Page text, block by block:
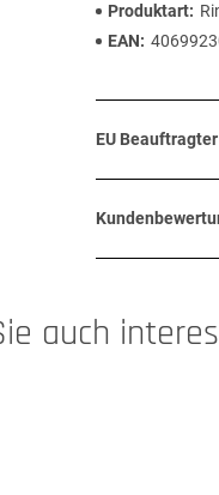
Produktart
EAN
EU Beauftragter
auch